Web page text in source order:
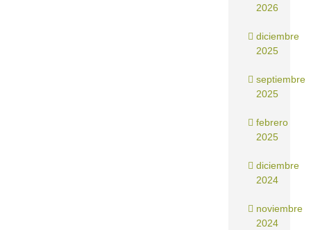
2026
diciembre
2025
septiembre
2025
febrero
2025
diciembre
2024
noviembre
2024